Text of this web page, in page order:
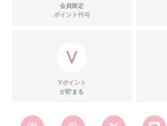
会員限定
ポイント付与
Vポイント
が貯まる